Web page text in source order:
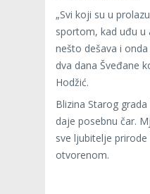
„Svi koji su u
sportom, kad uđu u
nešto dešava i
dva dana Šveđane
Hodžić.
Blizina Starog
daje posebnu čar.
sve ljubitelje
otvorenom.